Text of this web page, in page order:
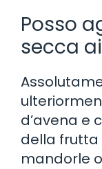
Posso
secca
d’avena e
della frutta
mandorle